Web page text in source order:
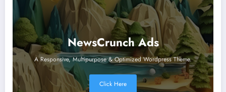
NewsCrunch Ads
A Responsive, Multipurpose & Optimized Wordpress Theme.
Click Here